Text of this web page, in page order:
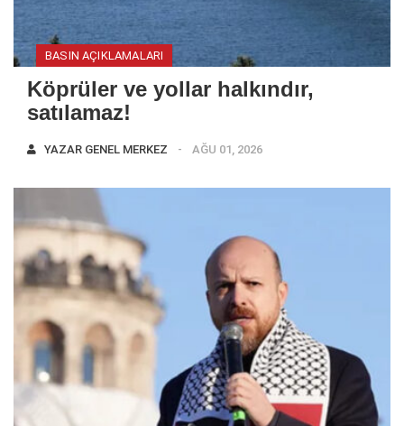
BASIN AÇIKLAMALARI
Köprüler ve yollar halkındır,
satılamaz!
YAZAR GENEL MERKEZ AĞU 01, 2026